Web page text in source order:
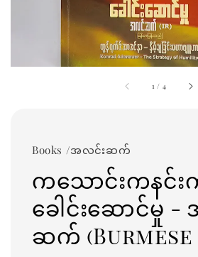
1 / 4
Books /အလင်းဆက်
ကသောင်းကနင်
ခေါင်းဆောင်မှု -
ဆက် (Burmese